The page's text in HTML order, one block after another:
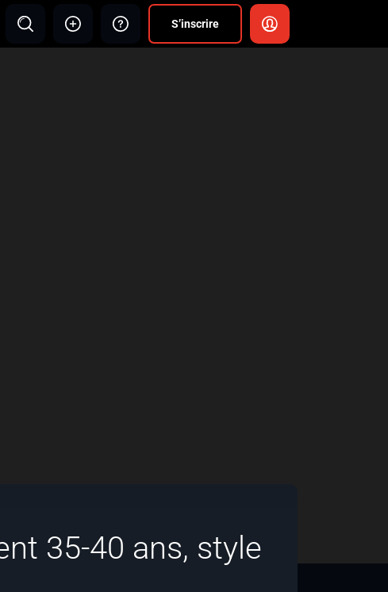
S’inscrire
35-40 ans, style